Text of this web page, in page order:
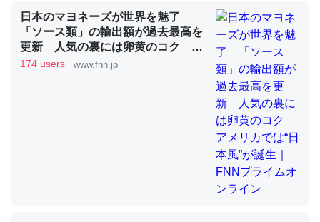
ウチもEchoを実家に置いて４年。でたまに覗いてる。ぼ
ちぼちRingも置こうかと画策中。あと、Googleマップで
位置情報を共有してる。電池残量や充電中かが分かるので
─たまにLINEするくらいだった遠方の父67歳と僕。ITツール導入で
コミュニケーションが劇的に変化した｜tayorini by LIFULL介護
日本のマヨネーズが世界を魅了
「ソース類」の輸出額が過去最高を
更新 人気の裏には卵黄のコク ア
メリカでは“日本風”が誕生｜FNNプ
174 users www.fnn.jp